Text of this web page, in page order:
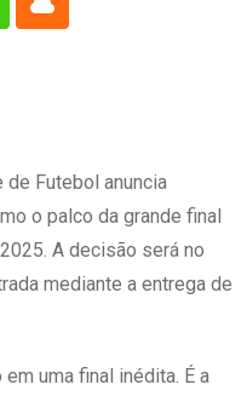
Cloud
Futebol anuncia
o palco da grande final
A decisão será no
mediante a entrega de
uma final inédita. É a